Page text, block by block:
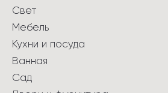
Свет
Мебель
Кухни и посуда
Ванная
Сад